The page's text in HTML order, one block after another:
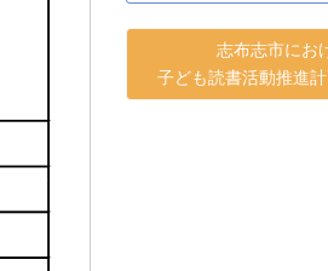
志布志市にお
子ども読書活動推進